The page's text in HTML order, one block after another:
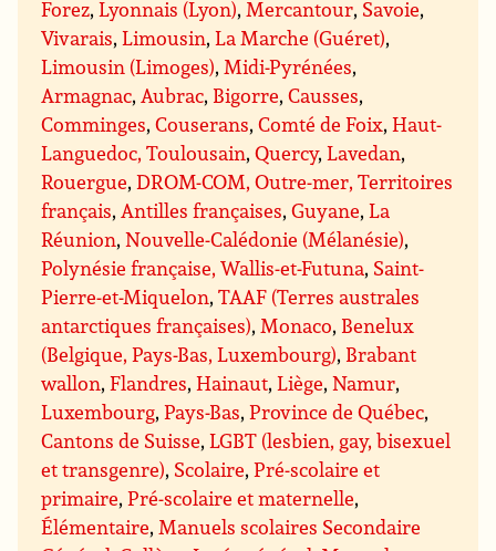
Forez,Lyonnais (Lyon), Mercantour, Savoie,
Vivarais,Limousin,La Marche (Guéret),
Limousin (Limoges), Midi-Pyrénées,
Armagnac, Aubrac, Bigorre,Causses,
Comminges,Couserans,Comté de Foix,Haut-
Languedoc, Toulousain,Quercy,Lavedan,
Rouergue,DROM-COM, Outre-mer, Territoires
français, Antilles françaises,Guyane,La
Réunion,Nouvelle-Calédonie (Mélanésie),
Polynésie française, Wallis-et-Futuna, Saint-
Pierre-et-Miquelon,TAAF (Terres australes
antarctiques françaises), Monaco, Benelux
(Belgique, Pays-Bas, Luxembourg), Brabant
wallon,Flandres,Hainaut,Liège,Namur,
Luxembourg,Pays-Bas,Province de Québec,
Cantons de Suisse,LGBT (lesbien, gay, bisexuel
et transgenre), Scolaire,Pré-scolaire et
primaire,Pré-scolaire et maternelle,
Élémentaire, Manuels scolaires Secondaire